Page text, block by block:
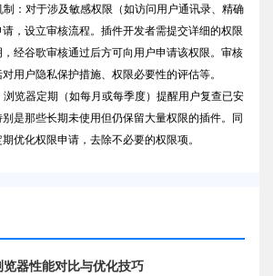
：对于涉及敏感权限（如访问用户通讯录、精确
，设立审核流程。插件开发者需提交详细的权限
经谷歌审核通过后方可向用户申请该权限。审核
用户隐私保护措施、权限必要性的评估等。
览器定期（如每月或每季度）提醒用户复查已安
是那些长期未使用但仍保留大量权限的插件。同
优化权限申请，去除不必要的权限项。
器性能对比与优化技巧